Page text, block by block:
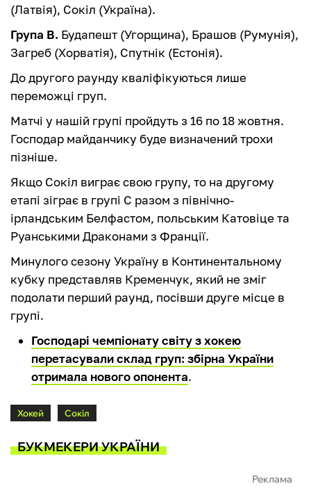
(Латвія), Сокіл (Україна).
Група В. Будапешт (Угорщина), Брашов (Румунія),
Загреб (Хорватія), Спутнік (Естонія).
До другого раунду кваліфікуються лише
переможці груп.
Матчі у нашій групі пройдуть з 16 по 18 жовтня.
Господар майданчику буде визначений трохи
пізніше.
Якщо Сокіл виграє свою групу, то на другому
етапі зіграє в групі С разом з північно-
ірландським Белфастом, польським Катовіце та
Руанськими Драконами з Франції.
Минулого сезону Україну в Континентальному
кубку представляв Кременчук, який не зміг
подолати перший раунд, посівши друге місце в
групі.
Господарі чемпіонату світу з хокею
перетасували склад груп: збірна України
отримала нового опонента.
Хокей Сокіл
БУКМЕКЕРИ УКРАЇНИ
Реклама